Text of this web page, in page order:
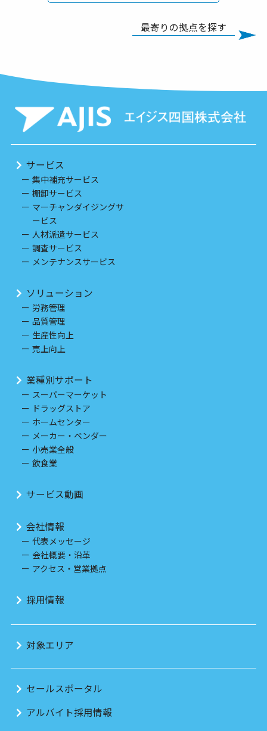
最寄りの拠点を探す
サービス
集中補充サービス
棚卸サービス
マーチャンダイジングサ
ービス
人材派遣サービス
調査サービス
メンテナンスサービス
ソリューション
労務管理
品質管理
生産性向上
売上向上
業種別サポート
スーパーマーケット
ドラッグストア
ホームセンター
メーカー・ベンダー
小売業全般
飲食業
サービス動画
会社情報
代表メッセージ
会社概要・沿革
アクセス・営業拠点
採用情報
対象エリア
セールスポータル
アルバイト採用情報